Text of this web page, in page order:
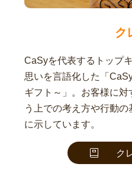
ク
CaSyを代表するトップ
思いを言語化した「
ギフト～」。お客様に
う上での考え方や行動
に示しています。
ク